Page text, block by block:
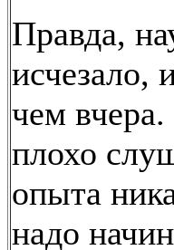
Правда,
исчезало,
чем вчера.
плохо
опыта
надо